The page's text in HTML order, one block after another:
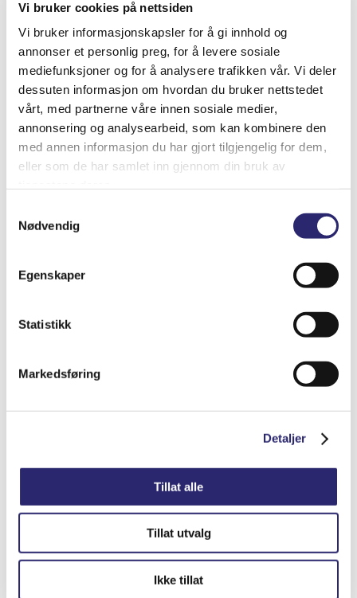
Vi bruker cookies på nettsiden
Vi bruker informasjonskapsler for å gi innhold og
annonser et personlig preg, for å levere sosiale
mediefunksjoner og for å analysere trafikken vår. Vi deler
dessuten informasjon om hvordan du bruker nettstedet
vårt, med partnerne våre innen sosiale medier,
annonsering og analysearbeid, som kan kombinere den
med annen informasjon du har gjort tilgjengelig for dem,
eller som de har samlet inn gjennom din bruk av
Nødvendig
Egenskaper
Statistikk
Markedsføring
Detaljer
Tillat alle
Tillat utvalg
Ikke tillat
Relaterte produkter
STARTER 9T 1.6/1.7KW ORG.BOSCH(25-
Varenummer: els-0001115035
Detaljer